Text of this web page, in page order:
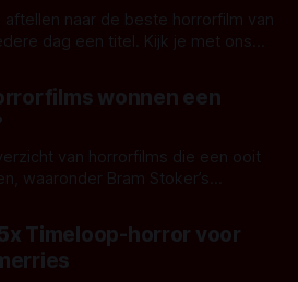
naar de beste horrorfilm van
dag een titel. Kijk je met ons
wonnen een
van horrorfilms die een ooit
waaronder Bram Stoker’s
Timeloop-horror voor